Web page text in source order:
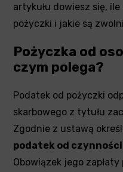
artykułu dowiesz się,
pożyczki i jakie są
Pożyczka od
czym polega?
Podatek od pożyczki
skarbowego z tytułu
Zgodnie z ustawą
podatek od
Obowiązek jego